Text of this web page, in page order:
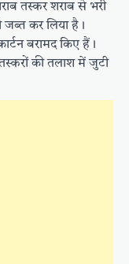
तस्कर शराब से भरी
जब्त कर लिया है।
बरामद किए हैं।
की तलाश में जुटी